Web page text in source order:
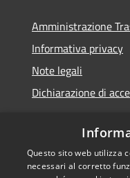
Amministrazione
Informativa privacy
Note legali
Dichiarazione di
RSS
Questo sito web utilizza
necessari al corretto